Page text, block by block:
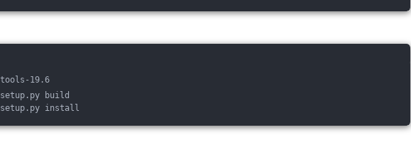
19.6
setup.py build
setup.py install